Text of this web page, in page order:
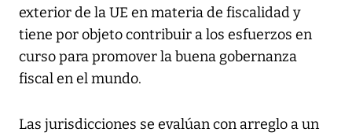
exterior de la UE en materia de fiscalidad y
tiene por objeto contribuir a los esfuerzos en
curso para promover la buena gobernanza
fiscal en el mundo.
Las jurisdicciones se evalúan con arreglo a un